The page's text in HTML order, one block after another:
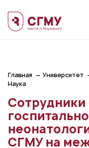
Главная Университет
Наука
СГМУ на